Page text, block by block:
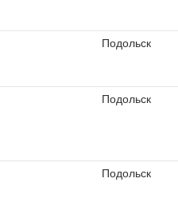
Подольск
Подольск
Подольск